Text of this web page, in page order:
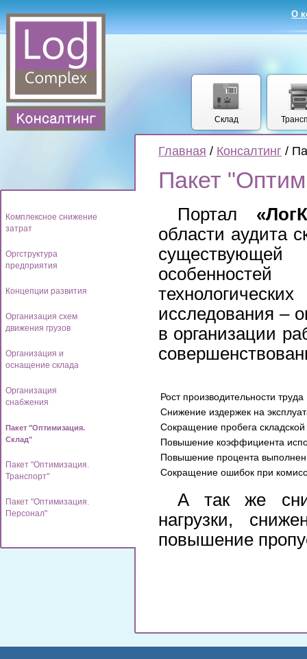
О
Склад
Главная / Консалтинг /
Пакет
Портал
области аудита
особенностей
исследования –
в организации
Рост производительности труда
Снижение издержек на
Сокращение пробега складской
Повышение коэффициента
Повышение процента
Сокращение ошибок при
А так же
нагрузки,
повышение
Комплексное снижение
затрат
Оргструктура
предприятия
Концепции развития
Организация схем
движения грузов
Организация и
оснащение склада
Организация
снабжения
Пакет "Оптимизация.
Склад"
Пакет "Оптимизация.
Транспорт"
Пакет "Оптимизация.
Персонал"